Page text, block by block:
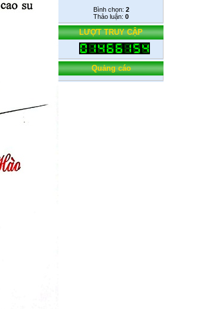
Bình chọn: 2
Thảo luận: 0
LƯỢT TRUY CẬP
Quảng cáo